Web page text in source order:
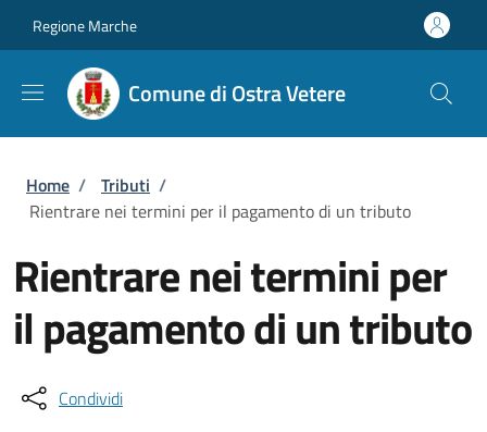
Regione Marche
Comune di Ostra Vetere
Briciole di pane
Home / Tributi /
Rientrare nei termini per il pagamento di un tributo
Rientrare nei termini per
il pagamento di un tributo
Condividi